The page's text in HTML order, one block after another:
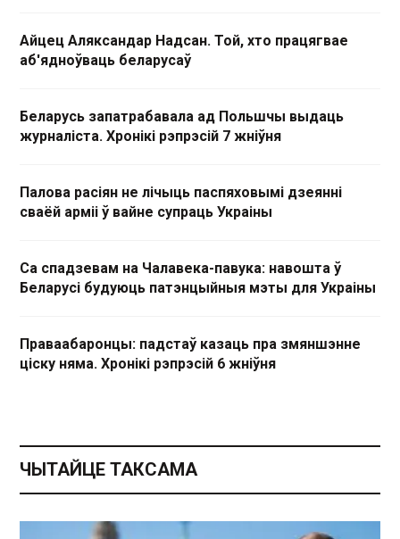
Айцец Аляксандар Надсан. Той, хто працягвае
аб'ядноўваць беларусаў
Беларусь запатрабавала ад Польшчы выдаць
журналіста. Хронікі рэпрэсій 7 жніўня
Палова расіян не лічыць паспяховымі дзеянні
сваёй арміі ў вайне супраць Украіны
Са спадзевам на Чалавека-павука: навошта ў
Беларусі будуюць патэнцыйныя мэты для Украіны
Праваабаронцы: падстаў казаць пра змяншэнне
ціску няма. Хронікі рэпрэсій 6 жніўня
ЧЫТАЙЦЕ ТАКСАМА